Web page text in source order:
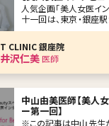
そこで今回は、“実は
似合っている”
回】
人気企画「美人女医イ
十一回は、東京・銀座駅
クリニック（T CLINIC
美（いざわひとみ）先生
院長が開院したTクリニ
がメインのクリニック。
下のクマ取り、小顔治
容医療
T CLINIC 銀座院
井沢仁美医師
中山由美医師【美人
ー第一回】
※この記事は中山先生